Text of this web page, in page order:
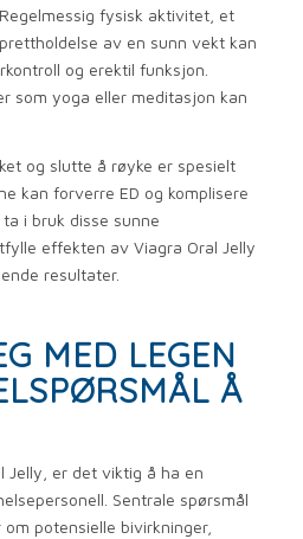
fysisk aktivitet, et
av en sunn vekt kan
og erektil funksjon.
som yoga eller meditasjon kan
og slutte å røyke er spesielt
kan forverre ED og komplisere
i bruk disse sunne
effekten av Viagra Oral Jelly
resultater.
MED LEGEN
Å
Jelly, er det viktig å ha en
Sentrale spørsmål
potensielle bivirkninger,